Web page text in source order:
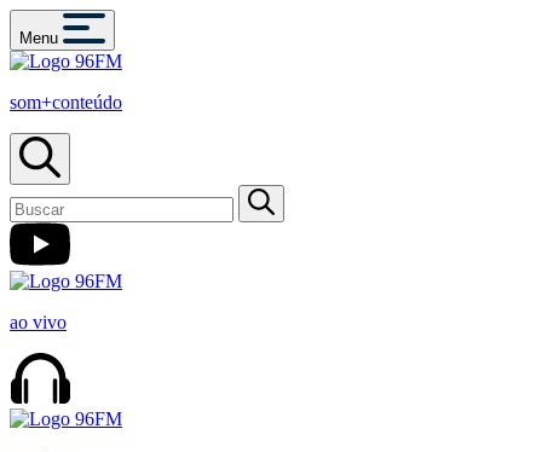
Menu
som+conteúdo
ao vivo